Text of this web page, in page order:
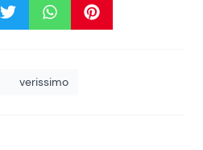
verissimo